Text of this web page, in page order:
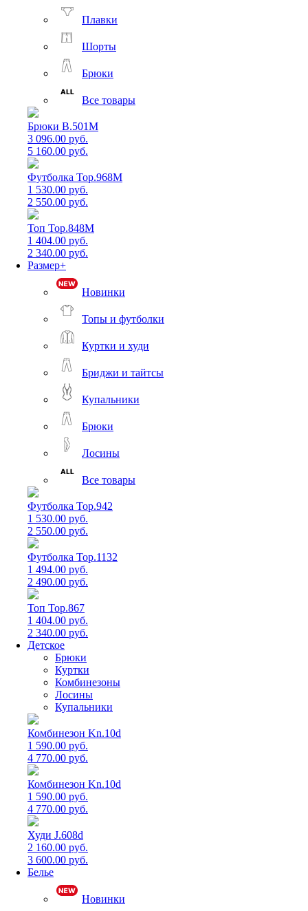
Плавки
Шорты
Брюки
Все товары
Брюки B.501M
3 096.00 руб.
5 160.00 руб.
Футболка Top.968M
1 530.00 руб.
2 550.00 руб.
Топ Top.848M
1 404.00 руб.
2 340.00 руб.
Размер+
Новинки
Топы и футболки
Куртки и худи
Бриджи и тайтсы
Купальники
Брюки
Лосины
Все товары
Футболка Top.942
1 530.00 руб.
2 550.00 руб.
Футболка Top.1132
1 494.00 руб.
2 490.00 руб.
Топ Top.867
1 404.00 руб.
2 340.00 руб.
Детское
Брюки
Куртки
Комбинезоны
Лосины
Купальники
Комбинезон Kn.10d
1 590.00 руб.
4 770.00 руб.
Комбинезон Kn.10d
1 590.00 руб.
4 770.00 руб.
Худи J.608d
2 160.00 руб.
3 600.00 руб.
Белье
Новинки